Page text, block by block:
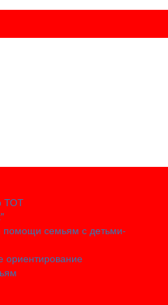
ТОТ
помощи семьям с детьми-
ориентирование